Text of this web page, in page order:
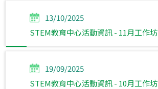
13/10/2025
STEM教育中心活動資訊 - 11月工作坊
19/09/2025
STEM教育中心活動資訊 - 10月工作坊